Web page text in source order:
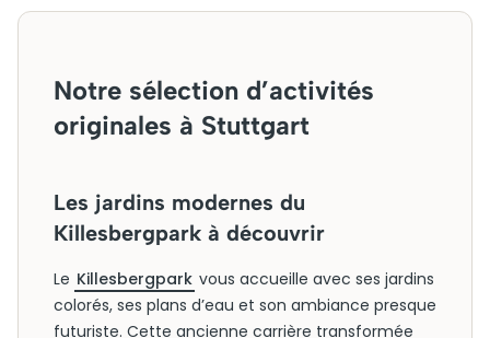
Notre sélection d’activités
originales à Stuttgart
Les jardins modernes du
Killesbergpark à découvrir
Le Killesbergpark vous accueille avec ses jardins
colorés, ses plans d’eau et son ambiance presque
futuriste. Cette ancienne carrière transformée